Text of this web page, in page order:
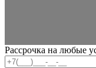
Рассрочка на любые